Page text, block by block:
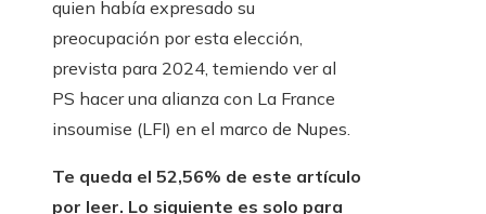
quien había expresado su
preocupación por esta elección,
prevista para 2024, temiendo ver al
PS hacer una alianza con La France
insoumise (LFI) en el marco de Nupes.
Te queda el 52,56% de este artículo
por leer. Lo siguiente es solo para